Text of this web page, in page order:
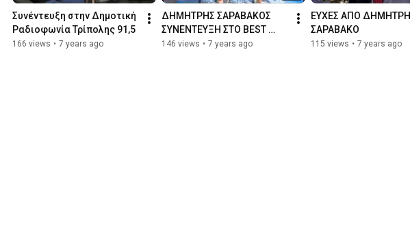
Συνέντευξη στην Δημοτική
Ραδιοφωνία Τρίπολης 91,5
166 views • 7 years ago
ΔΗΜΗΤΡΗΣ ΣΑΡΑΒΑΚΟΣ
ΣΥΝΕΝΤΕΥΞΗ ΣΤΟ BEST
NEWS ΑΡΓΟΛΙΔΑ
146 views • 7 years ago
ΕΥΧΕΣ ΑΠΟ ΔΗΜΗΤΡΗ
ΣΑΡΑΒΑΚΟ
115 views • 7 years ago